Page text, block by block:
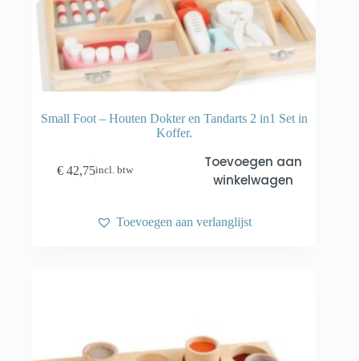
Small Foot – Houten Dokter en Tandarts 2 in1 Set in
Koffer.
€ 42,75incl. btw
Toevoegen aan
winkelwagen
Toevoegen aan verlanglijst